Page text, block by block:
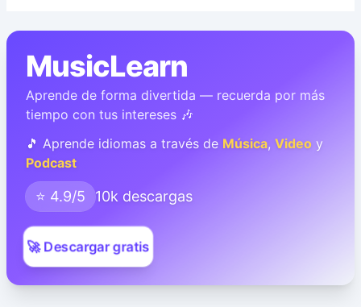
MusicLearn
Aprende de forma divertida — recuerda por más
tiempo con tus intereses 🎶
🎵 Aprende idiomas a través de Música, Video y
Podcast
⭐ 4.9/5 10k descargas
🚀 Descargar gratis